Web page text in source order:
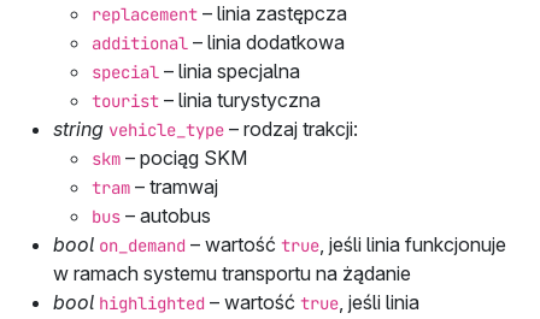
replacement – linia zastępcza
additional – linia dodatkowa
special – linia specjalna
tourist – linia turystyczna
string vehicle_type – rodzaj trakcji:
skm – pociąg SKM
tram – tramwaj
bus – autobus
bool on_demand – wartość true, jeśli linia funkcjonuje
w ramach systemu transportu na żądanie
bool highlighted – wartość true, jeśli linia